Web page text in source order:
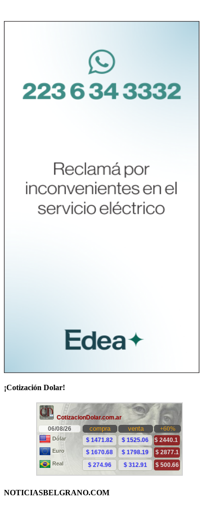
¡Cotización Dolar!
NOTICIASBELGRANO.COM